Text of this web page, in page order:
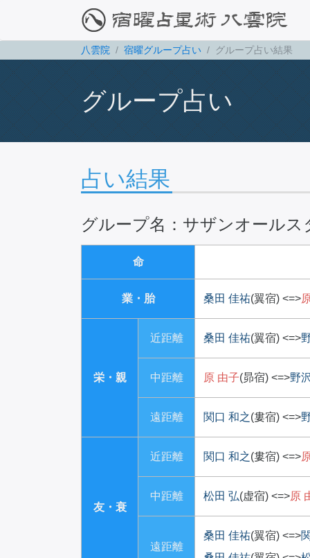
八雲院 宿曜グループ占い グループ占い結果
グループ占い
占い結果
グループ名：サザンオールス
命
業・胎 桑田 佳祐(翼宿) <=>
栄・親
近距離 桑田 佳祐(翼宿) <=>
中距離 原 由子(昴宿) <=>野
遠距離 関口 和之(婁宿) <=>
友・衰
近距離 関口 和之(婁宿) <=>
中距離 松田 弘(虚宿) <=>原
遠距離
桑田 佳祐(翼宿) <=>